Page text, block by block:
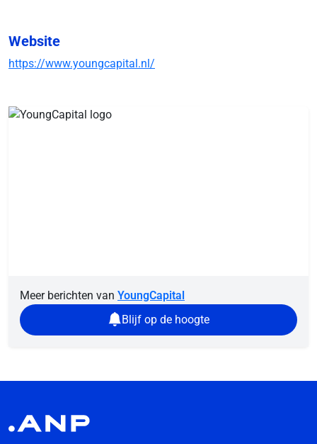
Website
https://www.youngcapital.nl/
Meer berichten van YoungCapital
Blijf op de hoogte